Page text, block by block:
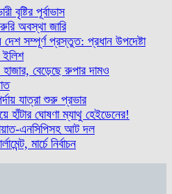
বৃষ্টির পূর্বাভাস
অবস্থা জারি
দেশ সম্পূর্ণ প্রস্তুত: প্রধান উপদেষ্টা
বেড়েছে রুপার দামও
যাত্রা শুরু প্রভার
হাঁটার ঘোষণা ম্যাথু হেইডেনের!
এনসিপিসহ আট দল
মার্চে নির্বাচন